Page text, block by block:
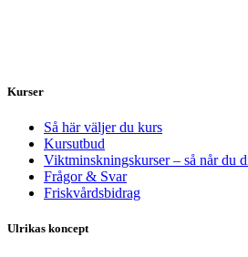
Kurser
Så här väljer du kurs
Kursutbud
Viktminskningskurser – så når du
Frågor & Svar
Friskvårdsbidrag
Ulrikas koncept